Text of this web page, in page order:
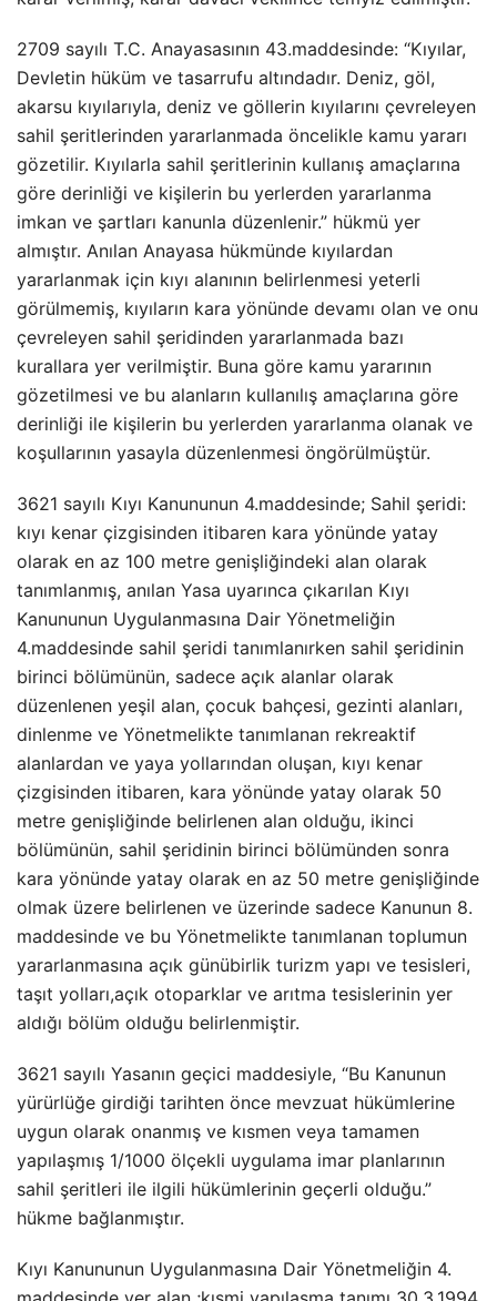
2709 sayılı T.C. Anayasasının 43.maddesinde: “Kıyılar,
Devletin hüküm ve tasarrufu altındadır. Deniz, göl,
akarsu kıyılarıyla, deniz ve göllerin kıyılarını çevreleyen
sahil şeritlerinden yararlanmada öncelikle kamu yararı
gözetilir. Kıyılarla sahil şeritlerinin kullanış amaçlarına
göre derinliği ve kişilerin bu yerlerden yararlanma
imkan ve şartları kanunla düzenlenir.” hükmü yer
almıştır. Anılan Anayasa hükmünde kıyılardan
yararlanmak için kıyı alanının belirlenmesi yeterli
görülmemiş, kıyıların kara yönünde devamı olan ve onu
çevreleyen sahil şeridinden yararlanmada bazı
kurallara yer verilmiştir. Buna göre kamu yararının
gözetilmesi ve bu alanların kullanılış amaçlarına göre
derinliği ile kişilerin bu yerlerden yararlanma olanak ve
koşullarının yasayla düzenlenmesi öngörülmüştür.
3621 sayılı Kıyı Kanununun 4.maddesinde; Sahil şeridi:
kıyı kenar çizgisinden itibaren kara yönünde yatay
olarak en az 100 metre genişliğindeki alan olarak
tanımlanmış, anılan Yasa uyarınca çıkarılan Kıyı
Kanununun Uygulanmasına Dair Yönetmeliğin
4.maddesinde sahil şeridi tanımlanırken sahil şeridinin
birinci bölümünün, sadece açık alanlar olarak
düzenlenen yeşil alan, çocuk bahçesi, gezinti alanları,
dinlenme ve Yönetmelikte tanımlanan rekreaktif
alanlardan ve yaya yollarından oluşan, kıyı kenar
çizgisinden itibaren, kara yönünde yatay olarak 50
metre genişliğinde belirlenen alan olduğu, ikinci
bölümünün, sahil şeridinin birinci bölümünden sonra
kara yönünde yatay olarak en az 50 metre genişliğinde
olmak üzere belirlenen ve üzerinde sadece Kanunun 8.
maddesinde ve bu Yönetmelikte tanımlanan toplumun
yararlanmasına açık günübirlik turizm yapı ve tesisleri,
taşıt yolları,açık otoparklar ve arıtma tesislerinin yer
aldığı bölüm olduğu belirlenmiştir.
3621 sayılı Yasanın geçici maddesiyle, “Bu Kanunun
yürürlüğe girdiği tarihten önce mevzuat hükümlerine
uygun olarak onanmış ve kısmen veya tamamen
yapılaşmış 1/1000 ölçekli uygulama imar planlarının
sahil şeritleri ile ilgili hükümlerinin geçerli olduğu.”
hükme bağlanmıştır.
Kıyı Kanununun Uygulanmasına Dair Yönetmeliğin 4.